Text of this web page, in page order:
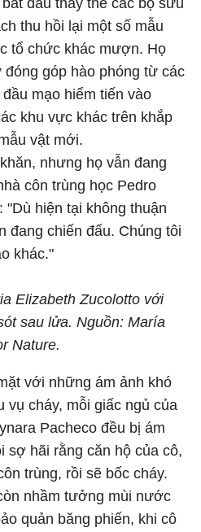
đầu thay thế các bộ sưu
thu hồi lại một số mẫu
tổ chức khác mượn. Họ
góp hào phóng từ các
mạo hiểm tiến vào
khu vực khác trên khắp
vật mới.
nhưng họ vẫn đang
côn trùng học Pedro
"Dù hiện tại không thuận
đang chiến đấu. Chúng tôi
khác."
Elizabeth Zucolotto với
sau lửa. Nguồn: María
Nature.
với những ám ảnh khó
vụ cháy, mỗi giấc ngủ của
Pacheco đều bị ám
sợ hãi rằng căn hộ của cô,
trùng, rồi sẽ bốc cháy.
nhầm tưởng mùi nước
quản băng phiến, khi cô